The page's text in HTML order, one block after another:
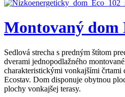
Montovaný dom
Sedlová strecha s predným štítom
dverami jednopodlažného
charakteristickými vonkajšími črtami
Ecostav. Dom disponuje obytnou
plochy vonkajšej terasy.